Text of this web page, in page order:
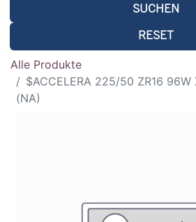
SUCHEN
RESET
Alle Produkte
$ACCELERA 225/50 ZR16 96W
(NA)